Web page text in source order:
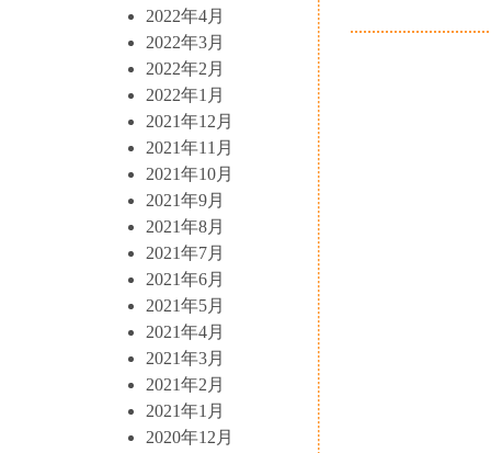
2022年4月
2022年3月
2022年2月
2022年1月
2021年12月
2021年11月
2021年10月
2021年9月
2021年8月
2021年7月
2021年6月
2021年5月
2021年4月
2021年3月
2021年2月
2021年1月
2020年12月